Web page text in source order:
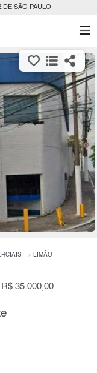
DE SÃO PAULO
LIMÃO
35.000,00